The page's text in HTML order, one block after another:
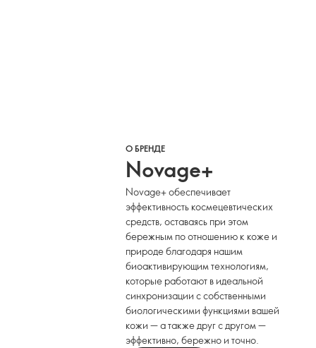
О БРЕНДЕ
Novage+
Novage+ обеспечивает
эффективность космецевтических
средств, оставаясь при этом
бережным по отношению к коже и
природе благодаря нашим
биоактивирующим технологиям,
которые работают в идеальной
синхронизации с собственными
биологическими функциями вашей
кожи — а также друг с другом —
эффективно, бережно и точно.